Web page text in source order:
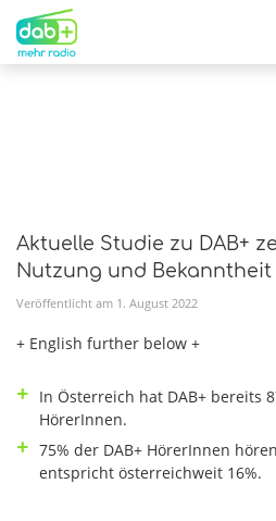
Aktuelle Studie zu DAB+
Nutzung und
Veröffentlicht am 1 . August 2022
+ English further below +
In Österreich hat DAB+ bereits
HörerInnen.
75% der DAB+ HörerInnen
entspricht österreichweit 16%.